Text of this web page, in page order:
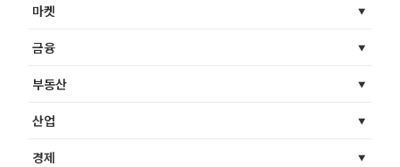
마켓
금융
부동산
산업
경제